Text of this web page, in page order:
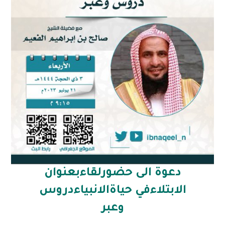
دعوة الى حضورلقاءبعنوان
الابتلاءفي حياةالانبياءدروس
وعبر